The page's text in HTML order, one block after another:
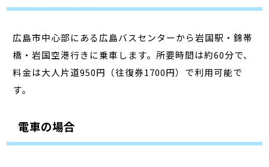
広島市中心部にある広島バスセンターから岩国駅・錦帯
橋・岩国空港行きに乗車します。所要時間は約60分で、
料金は大人片道950円（往復券1700円）で利用可能で
す。
電車の場合